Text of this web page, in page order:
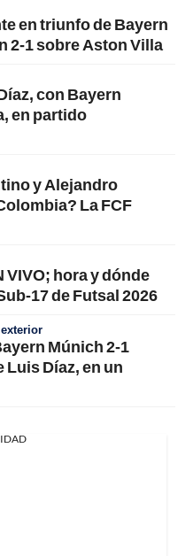
en triunfo de Bayern
2-1 sobre Aston Villa
con Bayern
en partido
y Alejandro
La FCF
VIVO; hora y dónde
17 de Futsal 2026
Múnich 2-1
Luis Díaz, en un